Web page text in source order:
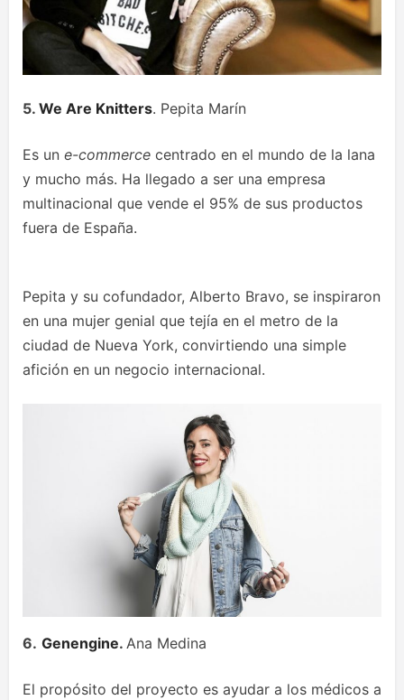
5. We Are Knitters. Pepita Marín
Es un e-commerce centrado en el mundo de la lana
y mucho más. Ha llegado a ser una empresa
multinacional que vende el 95% de sus productos
fuera de España.
Pepita y su cofundador, Alberto Bravo, se inspiraron
en una mujer genial que tejía en el metro de la
ciudad de Nueva York, convirtiendo una simple
afición en un negocio internacional.
6. Genengine. Ana Medina
El propósito del proyecto es ayudar a los médicos a